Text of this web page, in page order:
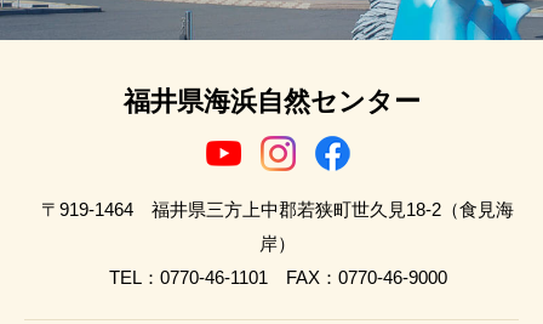
福井県海浜自然センター
〒919-1464 福井県三方上中郡若狭町世久見18-2（食見海
岸）
TEL：0770-46-1101 FAX：0770-46-9000